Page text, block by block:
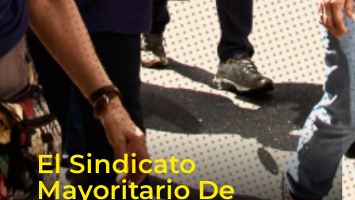
El Sindicato
Mayoritario De